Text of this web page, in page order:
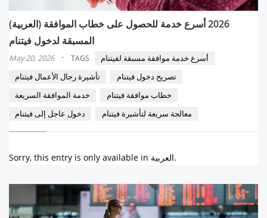
(العربية) 2026 أسرع خدمة للحصول على خطاب الموافقة
المسبقة لدخول فيتنام
May 20, 2026 · TAGS
أسرع خدمة موافقة مسبقة لفيتنام
تأشيرة رجال الأعمال فيتنام
تصريح دخول فيتنام
خدمة الموافقة السريعة
خطاب موافقة فيتنام
دخول عاجل إلى فيتنام
معالجة سريعة لتأشيرة فيتنام
Sorry, this entry is only available in العربية.